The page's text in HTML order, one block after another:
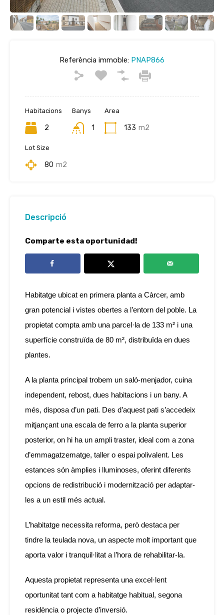
Referència immoble: PNAP866
Habitacions
2
Banys
1
Area
133 m2
Lot Size
80 m2
Descripció
Comparte esta oportunidad!
Habitatge ubicat en primera planta a Càrcer, amb
gran potencial i vistes obertes a l’entorn del poble. La
propietat compta amb una parcel·la de 133 m² i una
superfície construïda de 80 m², distribuïda en dues
plantes.
A la planta principal trobem un saló-menjador, cuina
independent, rebost, dues habitacions i un bany. A
més, disposa d’un pati. Des d’aquest pati s’accedeix
mitjançant una escala de ferro a la planta superior
posterior, on hi ha un ampli traster, ideal com a zona
d’emmagatzematge, taller o espai polivalent. Les
estances són àmplies i lluminoses, oferint diferents
opcions de redistribució i modernització per adaptar-
les a un estil més actual.
L’habitatge necessita reforma, però destaca per
tindre la teulada nova, un aspecte molt important que
aporta valor i tranquil·litat a l’hora de rehabilitar-la.
Aquesta propietat representa una excel·lent
oportunitat tant com a habitatge habitual, segona
residència o projecte d’inversió.